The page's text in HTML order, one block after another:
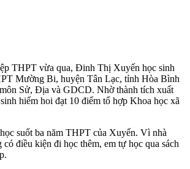
THPT vừa qua, Đinh Thị Xuyến học sinh
Mường Bi, huyện Tân Lạc, tỉnh Hòa Bình
Sử, Địa và GDCD. Nhờ thành tích xuất
hiếm hoi đạt 10 điểm tổ hợp Khoa học xã
suốt ba năm THPT của Xuyến. Vì nhà
có điều kiện đi học thêm, em tự học qua sách